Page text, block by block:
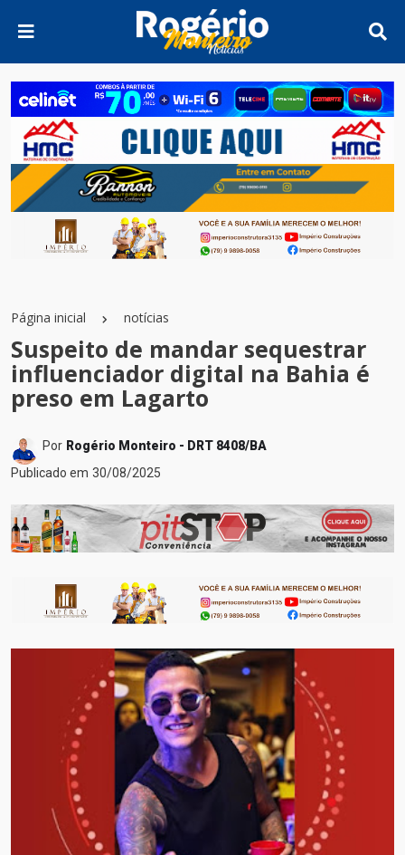
Página inicial notícias
Suspeito de mandar sequestrar
influenciador digital na Bahia é
preso em Lagarto
Por Rogério Monteiro - DRT 8408/BA
Publicado em 30/08/2025